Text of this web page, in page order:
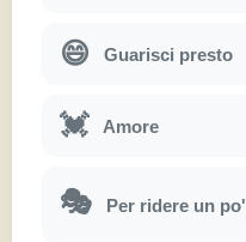
😄 Guarisci presto
💓 Amore
🎭 Per ridere un po'